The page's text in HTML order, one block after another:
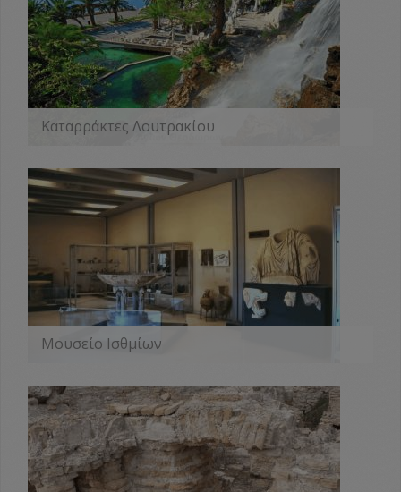
Καταρράκτες Λουτρακίου
Μουσείο Ισθμίων